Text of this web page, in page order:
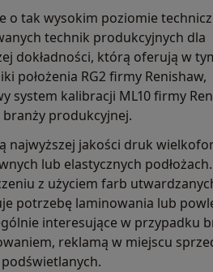
o tak wysokim poziomie
technik produkcyjnych dla
dokładności, którą oferują w
położenia RG2 firmy Renishaw,
system kalibracji ML10 firmy
produkcyjnej.
najwyższej jakości druk
lub elastycznych
z użyciem farb
potrzebę laminowania lub
interesujące w przypadku
reklamą w miejscu